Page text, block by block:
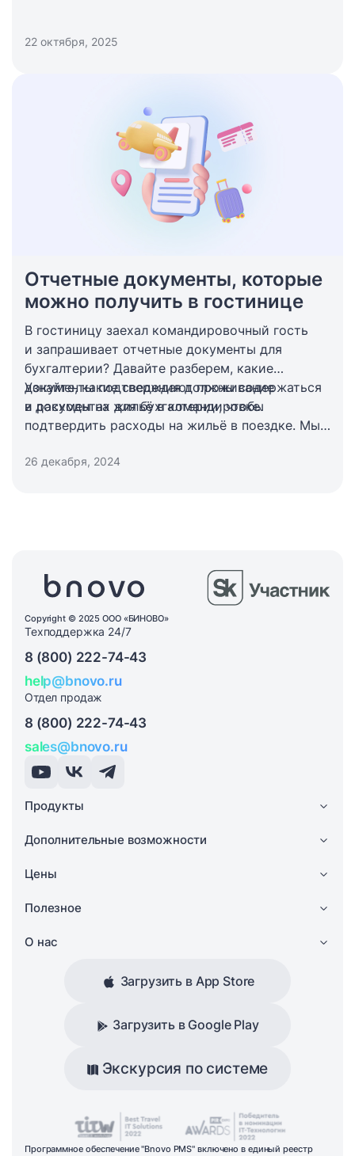
нагрузку с сотрудников и улучшить качество
22 октября, 2025
Отчетные документы, которые
можно получить в гостинице
В гостиницу заехал командировочный гость
и запрашивает отчетные документы для
бухгалтерии? Давайте разберем, какие
документы подтверждают проживание
и расходы на жильё в командировке.
Узнайте, какие сведения должны содержаться
в документах для бухгалтерии, чтобы
подтвердить расходы на жильё в поездке. Мы
ваучерах, чеках и других документах,
26 декабря, 2024
Copyright © 2025 ООО «БИНОВО»
Техподдержка 24/7
8 (800) 222-74-43
help@bnovo.ru
Отдел продаж
8 (800) 222-74-43
sales@bnovo.ru
Продукты
Дополнительные возможности
Цены
Полезное
О нас
Загрузить в App Store
Загрузить в Google Play
Экскурсия по системе
Программное обеспечение "Bnovo PMS" включено в единый реестр